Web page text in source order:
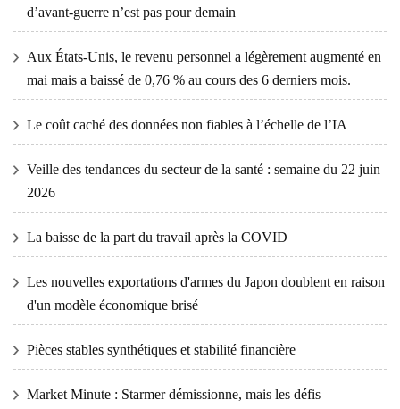
d’avant-guerre n’est pas pour demain
Aux États-Unis, le revenu personnel a légèrement augmenté en
mai mais a baissé de 0,76 % au cours des 6 derniers mois.
Le coût caché des données non fiables à l’échelle de l’IA
Veille des tendances du secteur de la santé : semaine du 22 juin
2026
La baisse de la part du travail après la COVID
Les nouvelles exportations d'armes du Japon doublent en raison
d'un modèle économique brisé
Pièces stables synthétiques et stabilité financière
Market Minute : Starmer démissionne, mais les défis